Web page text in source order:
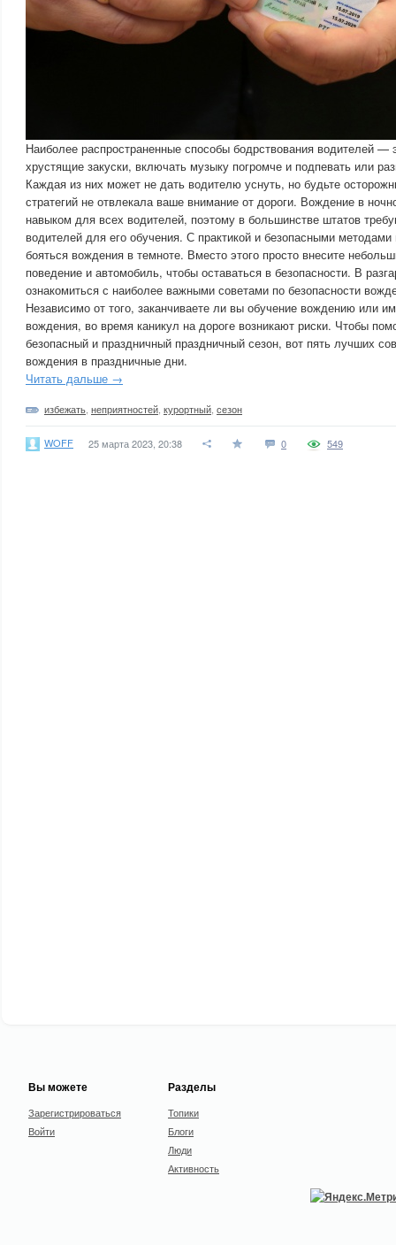
Наиболее распространенные способы бодрствования водителей —
хрустящие закуски, включать музыку погромче и подпевать или
Каждая из них может не дать водителю уснуть, но будьте
стратегий не отвлекала ваше внимание от дороги. Вождение в
навыком для всех водителей, поэтому в большинстве штатов
водителей для его обучения. С практикой и безопасными
бояться вождения в темноте. Вместо этого просто внесите
поведение и автомобиль, чтобы оставаться в безопасности. В
ознакомиться с наиболее важными советами по безопасности
Независимо от того, заканчиваете ли вы обучение вождению или
вождения, во время каникул на дороге возникают риски. Чтобы
безопасный и праздничный праздничный сезон, вот пять лучших
вождения в праздничные дни.
Читать дальше →
избежать неприятностей курортный сезон
WOFF 25 марта 2023, 20:38 0 549
Вы можете
Зарегистрироваться
Войти
Разделы
Топики
Блоги
Люди
Активность